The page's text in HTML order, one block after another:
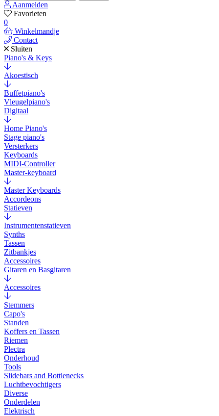
Aanmelden
Favorieten
0
Winkelmandje
Contact
Sluiten
Piano's & Keys
Akoestisch
Buffetpiano's
Vleugelpiano's
Digitaal
Home Piano's
Stage piano's
Versterkers
Keyboards
MIDI-Controller
Master-keyboard
Master Keyboards
Accordeons
Statieven
Instrumentenstatieven
Synths
Tassen
Zitbankjes
Accessoires
Gitaren en Basgitaren
Accessoires
Stemmers
Capo's
Standen
Koffers en Tassen
Riemen
Plectra
Onderhoud
Tools
Slidebars and Bottlenecks
Luchtbevochtigers
Diverse
Onderdelen
Elektrisch